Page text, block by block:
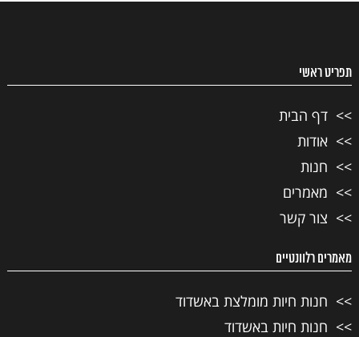
תפריט ראשי
דף הבית
אודות
חנות
מאמרים
צור קשר
מאמרים רלוונטיים
חנות חיות מומלצת באשדוד
חנות חיות באשדוד